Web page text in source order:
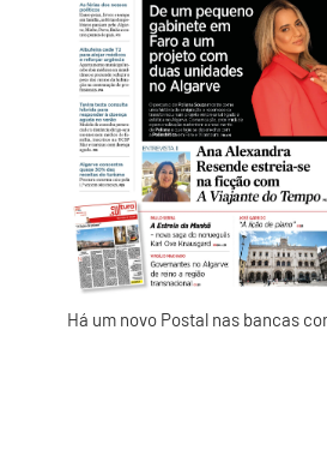
Há um novo Postal nas bancas